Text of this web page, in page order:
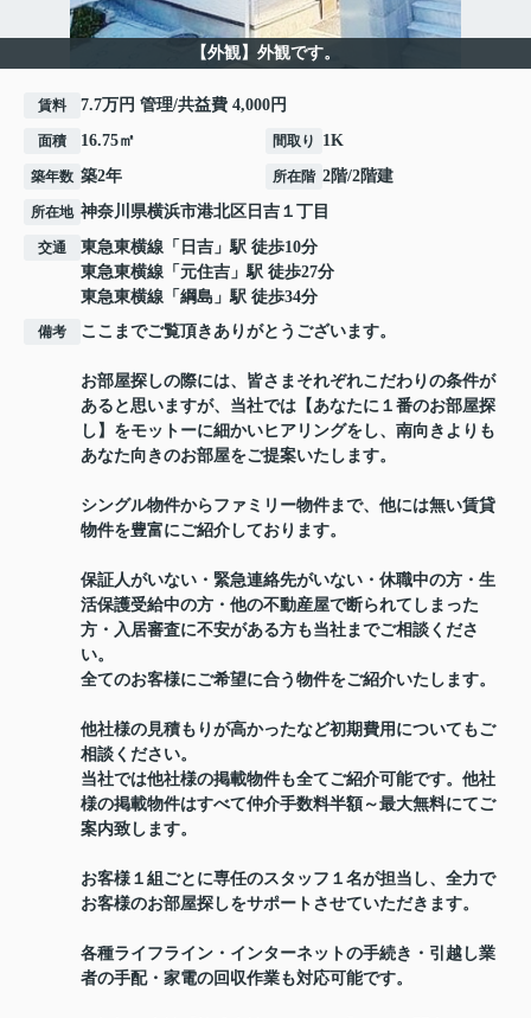
【外観】外観です。
賃料 7.7万円 管理/共益費 4,000円
面積 16.75㎡ 間取り 1K
築年数 築2年 所在階 2階/2階建
所在地 神奈川県横浜市港北区 日吉 １丁目
交通 東急東横線 「 日吉 」駅 徒歩10分
東急東横線 「 元住吉 」駅 徒歩27分
東急東横線 「 綱島 」駅 徒歩34分
備考 ここまでご覧頂きありがとうございます。
お部屋探しの際には、皆さまそれぞれこだわりの条件が
あると思いますが、当社では【あなたに１番のお部屋探
し】をモットーに細かいヒアリングをし、南向きよりも
あなた向きのお部屋をご提案いたします。
シングル物件からファミリー物件まで、他には無い賃貸
物件を豊富にご紹介しております。
保証人がいない・緊急連絡先がいない・休職中の方・生
活保護受給中の方・他の不動産屋で断られてしまった
方・入居審査に不安がある方も当社までご相談くださ
い。
全てのお客様にご希望に合う物件をご紹介いたします。
他社様の見積もりが高かったなど初期費用についてもご
相談ください。
当社では他社様の掲載物件も全てご紹介可能です。他社
様の掲載物件はすべて仲介手数料半額～最大無料にてご
案内致します。
お客様１組ごとに専任のスタッフ１名が担当し、全力で
お客様のお部屋探しをサポートさせていただきます。
各種ライフライン・インターネットの手続き・引越し業
者の手配・家電の回収作業も対応可能です。